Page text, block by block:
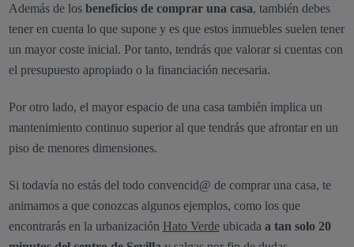
Además de los beneficios de comprar una casa, también debes
tener en cuenta lo que supone y es que estos inmuebles suelen tener
un mayor coste inicial. Por tanto, tendrás que valorar si cuentas con
el presupuesto apropiado o la financiación necesaria.
Por otro lado, el mayor espacio de una casa también implica un
mantenimiento continuo superior al que tendrás que afrontar en un
piso de menores dimensiones.
Si todavía no estás del todo convencid@ de comprar una casa, te
animamos a que conozcas algunos ejemplos, como los que
encontrarás en la urbanización Hato Verdeubicada a tan solo 20